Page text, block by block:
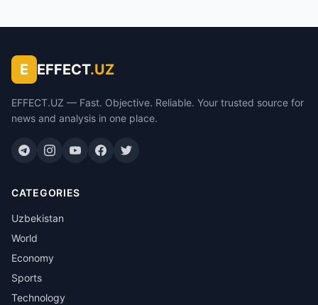
E EFFECT.UZ
EFFECT.UZ — Fast. Objective. Reliable. Your trusted source for
news and analysis in one place.
CATEGORIES
Uzbekistan
World
Economy
Sports
Technology